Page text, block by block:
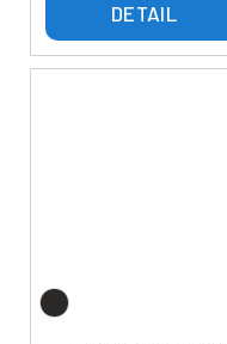
DETAIL